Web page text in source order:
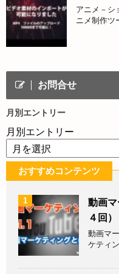
アニメ－シ
ニメ制作ツ
お問合せ
月別エントリー
月別エントリー
おすすめコンテンツ
1
動画
４回）
動画マ
ケティ